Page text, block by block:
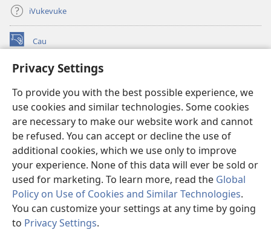
Privacy Settings
To provide you with the best possible experience, we
use cookies and similar technologies. Some cookies
are necessary to make our website work and cannot
be refused. You can accept or decline the use of
additional cookies, which we use only to improve
your experience. None of this data will ever be sold or
used for marketing. To learn more, read the Global
Policy on Use of Cookies and Similar Technologies.
You can customize your settings at any time by going
to Privacy Settings.
iVukevuke
Cau
(opens
window)Watchtower LAIBRI ENA INTERNET™
new
window)JW Hub ®
(opens
new
window)
®
Watchtower Library
Copyright© 2026 Watch Tower Bible and Tract Society of Pennsylvania.
IVAKAVAKAYAGATAKI|